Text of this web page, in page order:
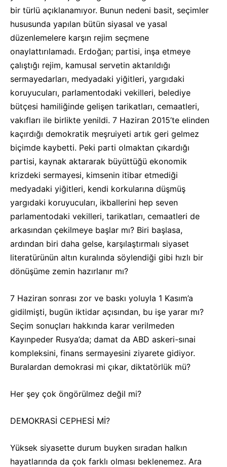
bir türlü açıklanamıyor. Bunun nedeni basit, seçimler
hususunda yapılan bütün siyasal ve yasal
düzenlemelere karşın rejim seçmene
onaylattırılamadı. Erdoğan; partisi, inşa etmeye
çalıştığı rejim, kamusal servetin aktarıldığı
sermayedarları, medyadaki yiğitleri, yargıdaki
koruyucuları, parlamentodaki vekilleri, belediye
bütçesi hamiliğinde gelişen tarikatları, cemaatleri,
vakıfları ile birlikte yenildi. 7 Haziran 2015’te elinden
kaçırdığı demokratik meşruiyeti artık geri gelmez
biçimde kaybetti. Peki parti olmaktan çıkardığı
partisi, kaynak aktararak büyüttüğü ekonomik
krizdeki sermayesi, kimsenin itibar etmediği
medyadaki yiğitleri, kendi korkularına düşmüş
yargıdaki koruyucuları, ikballerini hep seven
parlamentodaki vekilleri, tarikatları, cemaatleri de
arkasından çekilmeye başlar mı? Biri başlasa,
ardından biri daha gelse, karşılaştırmalı siyaset
literatürünün altın kuralında söylendiği gibi hızlı bir
dönüşüme zemin hazırlanır mı?
7 Haziran sonrası zor ve baskı yoluyla 1 Kasım’a
gidilmişti, bugün iktidar açısından, bu işe yarar mı?
Seçim sonuçları hakkında karar verilmeden
Kayınpeder Rusya’da; damat da ABD askeri-sınai
kompleksini, finans sermayesini ziyarete gidiyor.
Buralardan demokrasi mi çıkar, diktatörlük mü?
Her şey çok öngörülmez değil mi?
DEMOKRASİ CEPHESİ Mİ?
Yüksek siyasette durum buyken sıradan halkın
hayatlarında da çok farklı olması beklenemez. Ara